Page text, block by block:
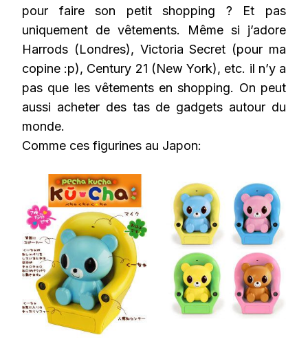
pour faire son petit shopping ? Et pas
uniquement de vêtements. Même si j’adore
Harrods (Londres), Victoria Secret (pour ma
copine :p), Century 21 (New York), etc. il n’y a
pas que les vêtements en shopping. On peut
aussi acheter des tas de gadgets autour du
monde.
Comme ces figurines au Japon: